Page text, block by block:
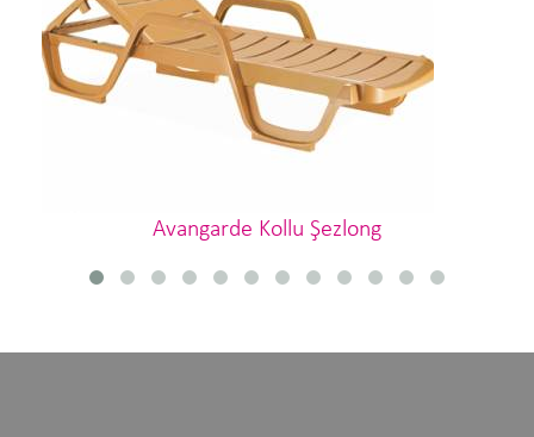
Avangarde Kollu Şezlong